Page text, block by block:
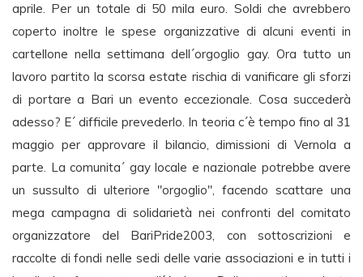
aprile. Per un totale di 50 mila euro. Soldi che avrebbero
coperto inoltre le spese organizzative di alcuni eventi in
cartellone nella settimana dell´orgoglio gay. Ora tutto un
lavoro partito la scorsa estate rischia di vanificare gli sforzi
di portare a Bari un evento eccezionale. Cosa succederà
adesso? E´ difficile prevederlo. In teoria c´è tempo fino al 31
maggio per approvare il bilancio, dimissioni di Vernola a
parte. La comunita´ gay locale e nazionale potrebbe avere
un sussulto di ulteriore "orgoglio", facendo scattare una
mega campagna di solidarietà nei confronti del comitato
organizzatore del BariPride2003, con sottoscrizioni e
raccolte di fondi nelle sedi delle varie associazioni e in tutti i